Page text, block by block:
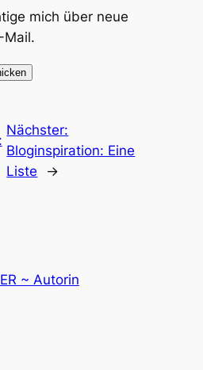
mich über neue
Mail.
Nächster:
Bloginspiration: Eine
Liste
→
~ Autorin